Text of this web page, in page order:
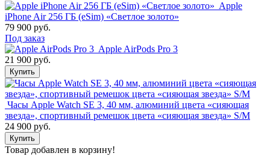
Apple
iPhone Air 256 ГБ (eSim) «Светлое золото»
79 900 руб.
Под заказ
Apple AirPods Pro 3
21 900 руб.
Купить
Часы Apple Watch SE 3, 40 мм, алюминий цвета «сияющая
звезда», спортивный ремешок цвета «сияющая звезда» S/M
24 900 руб.
Купить
Товар добавлен в корзину!